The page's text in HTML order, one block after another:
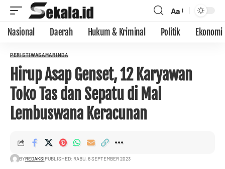
Aa
Nasional Daerah Hukum & Kriminal Politik Ekonomi
PERISTIWASAMARINDA
Hirup Asap Genset, 12 Karyawan
Toko Tas dan Sepatu di Mal
Lembuswana Keracunan
BYREDAKSIPUBLISHED: RABU, 6 SEPTEMBER 2023